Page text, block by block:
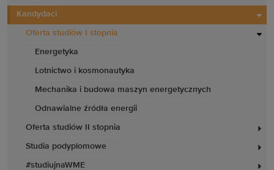
Kandydaci
Oferta studiów I stopnia
Energetyka
Lotnictwo i kosmonautyka
Mechanika i budowa maszyn energetycznych
Odnawialne źródła energii
Oferta studiów II stopnia
Studia podyplomowe
#studiujnaWME